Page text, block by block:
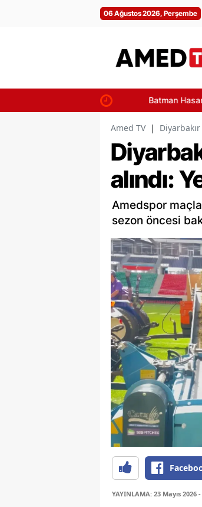
06 Ağustos 2026, Perşembe
Batman Hasankeyf
Amed TV | Diyarbakır
alındı:
Amedspor
sezon öncesi
YAYINLAMA: 23 Mayıs 2026